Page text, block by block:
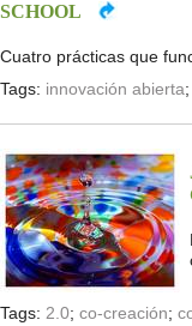
SCHOOL
Cuatro prácticas que
Tags: innovación abierta;
Tags: 2.0; co-creación;